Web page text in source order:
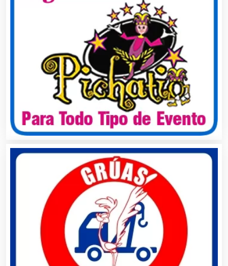
Artes Gráficas
Artesanías
Artículos de Oficina
Artículos Deportivos
Artículos Importados
Artículos para el Hogar